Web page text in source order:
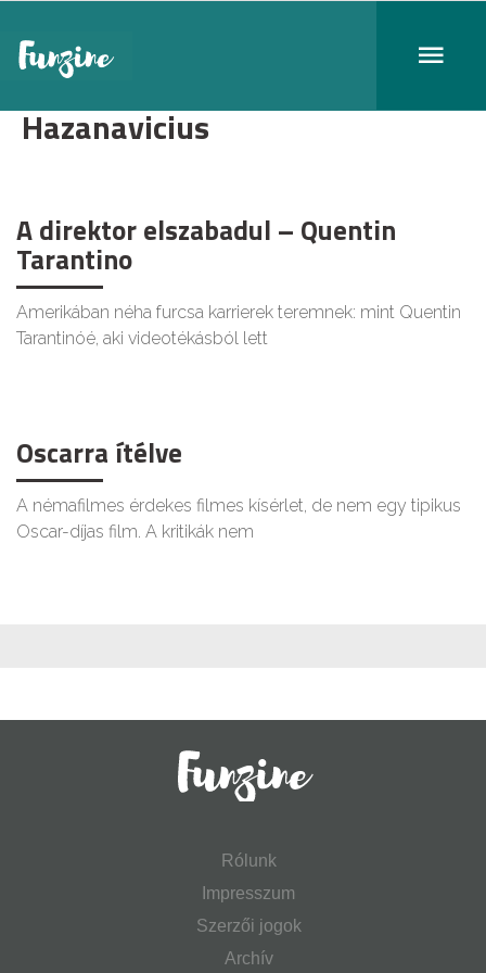
Hazanavicius
A direktor elszabadul – Quentin
Tarantino
Amerikában néha furcsa karrierek teremnek: mint Quentin
Tarantinóé, aki videotékásból lett
Oscarra ítélve
A némafilmes érdekes filmes kísérlet, de nem egy tipikus
Oscar-díjas film. A kritikák nem
Rólunk
Impresszum
Szerzői jogok
Archív